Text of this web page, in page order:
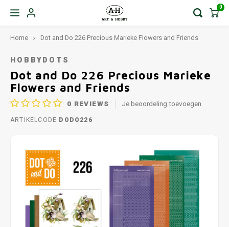
0
Home Dot and Do 226 Precious Marieke Flowers and Friends
HOBBYDOTS
Dot and Do 226 Precious Marieke
Flowers and Friends
0 REVIEWS Je beoordeling toevoegen
ARTIKELCODE DODO226